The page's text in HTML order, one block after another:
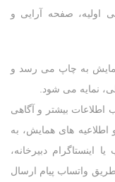
ارزیابی اولیه، صفحه آرایی و
همایش به چاپ می رسد و
اطلاعات بیشتر و آگاهی
های همایش، به
اینستاگرام دبیرخانه،
یا به شماره تلفن ۰۹۳۰۶۸۶۱۸۳۱ از طریق واتساب پیام ارسال